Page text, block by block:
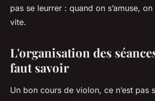
pas se leurrer : quand on s’amuse,
vite.
L'organisation des
faut savoir
Un bon cours de violon, ce n’est pas